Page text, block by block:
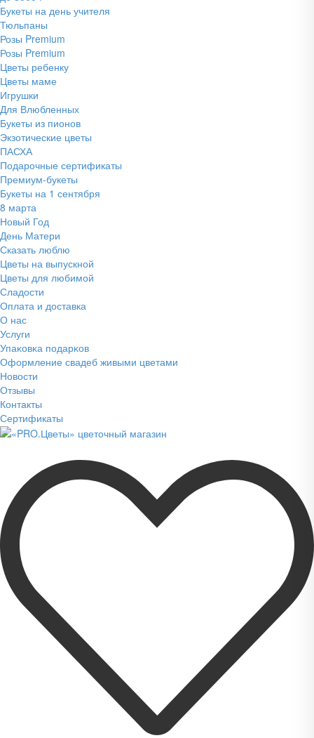
Букеты на день учителя
Тюльпаны
Розы Premium
Розы Premium
Цветы ребенку
Цветы маме
Игрушки
Для Влюбленных
Букеты из пионов
Экзотические цветы
ПАСХА
Подарочные сертификаты
Премиум-букеты
Букеты на 1 сентября
8 марта
Новый Год
День Матери
Сказать люблю
Цветы на выпускной
Цветы для любимой
Сладости
Оплата и доставка
О нас
Услуги
Упаĸовĸа подарĸов
Оформление свадеб живыми цветами
Новости
Отзывы
Контакты
Сертификаты